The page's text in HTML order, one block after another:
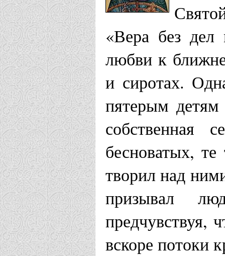
«Вера без
любви к
и сиротах.
пятерым детям
собственная
бесноватых,
творил над
призывал
предчувствуя,
вскоре потоки